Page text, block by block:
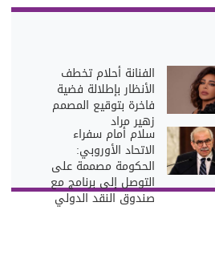
الفنانة أحلام تخطف
الأنظار بإطلالة فضية
فاخرة بتوقيع المصمم
زهير مراد
سلام أمام سفراء
الاتحاد الأوروبي:
الحكومة مصممة على
التوصل إلى برنامج مع
صندوق النقد الدولي